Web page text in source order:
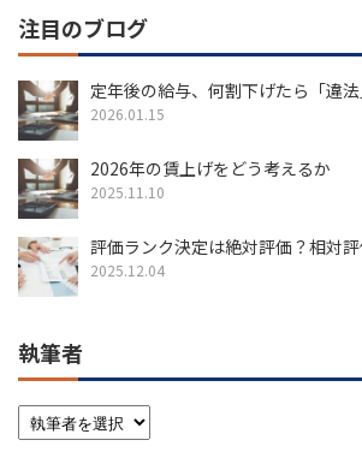
注目のブログ
定年後の給与、何割下げたら「違
2026.01.15
2026年の賃上げをどう考えるか
2025.11.10
評価ランク決定は絶対評価？相対評
2025.12.04
執筆者